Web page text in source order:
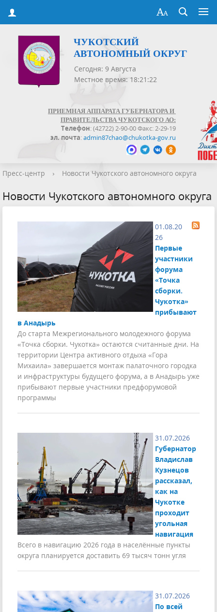
ЧУКОТСКИЙ
АВТОНОМНЫЙ ОКРУГ
Сегодня: 9 Августа
Местное время: 18:21:22
ПРИЕМНАЯ АППАРАТА ГУБЕРНАТОРА И
ПРАВИТЕЛЬСТВА ЧУКОТСКОГО АО:
Телефон: (42722) 2-90-00 Факс: 2-29-19
эл. почта:admin87chao@chukotka-gov.ru
Пресс-центр › Новости Чукотского автономного округа
Новости Чукотского автономного округа
01.08.20
26
Первые
участники
форума
«Точка
сборки.
Чукотка»
прибывают
в Анадырь
До старта Межрегионального молодежного форума
«Точка сборки. Чукотка» остаются считанные дни. На
территории Центра активного отдыха «Гора
Михаила» завершается монтаж палаточного городка
и инфраструктуры будущего форума, а в Анадырь уже
прибывают первые участники предфорумовой
программы
31.07.2026
Губернатор
Владислав
Кузнецов
рассказал,
как на
Чукотке
проходит
угольная
навигация
Всего в навигацию 2026 года в населённые пункты
округа планируется доставить 69 тысяч тонн угля
31.07.2026
По всей